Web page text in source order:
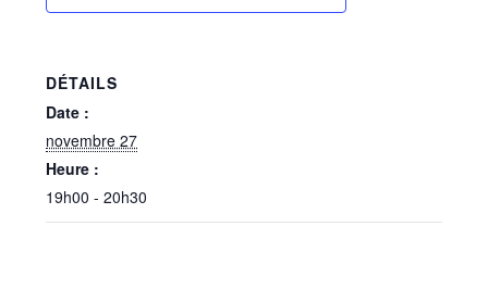
DÉTAILS
Date :
novembre 27
Heure :
19h00 - 20h30